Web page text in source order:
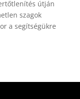
útján
szagok
a segítségükre